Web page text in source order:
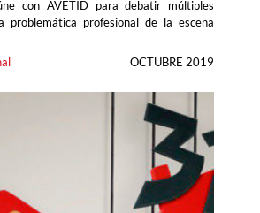
con AVETID para debatir múltiples
problemática profesional de la escena
OCTUBRE 2019